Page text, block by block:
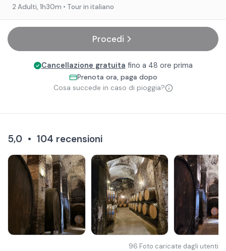
2 Adulti, 1h30m • Tour in italiano
Procedi
Cancellazione gratuita fino a 48 ore prima
Prenota ora, paga dopo
Cosa succede in caso di pioggia?
5,0 • 104 recensioni
96 Foto caricate dagli utenti